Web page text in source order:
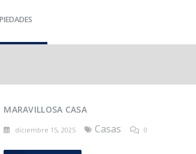
MARAVILLOSA CASA
diciembre 15, 2025 Casas 0